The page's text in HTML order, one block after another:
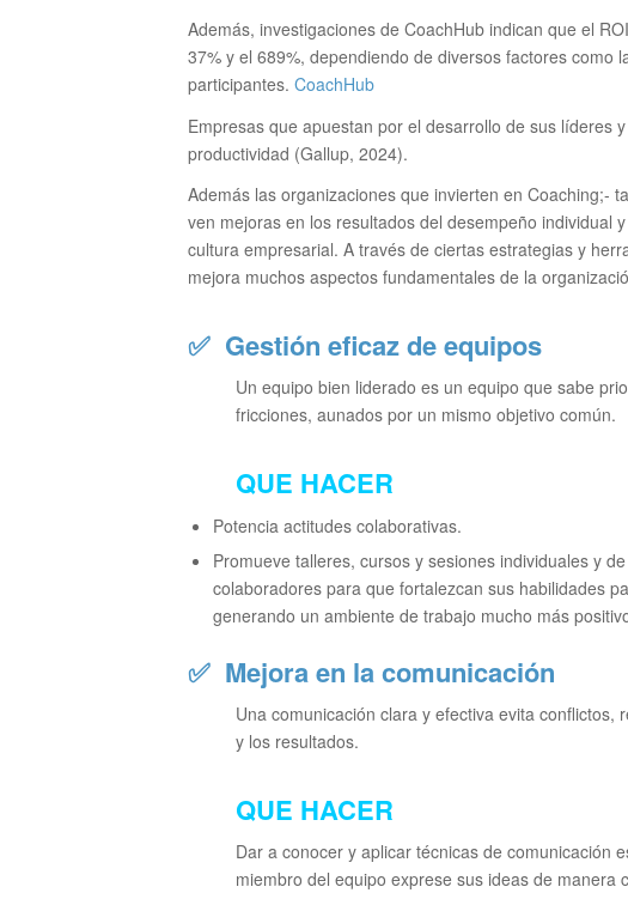
Además, investigaciones de CoachHub indican que el
37% y el 689%, dependiendo de diversos factores como
participantes. CoachHub
Empresas que apuestan por el desarrollo de sus líderes
productividad (Gallup, 2024).
Además las organizaciones que invierten en Coaching;-
ven mejoras en los resultados del desempeño individual
cultura empresarial. A través de ciertas estrategias y
mejora muchos aspectos fundamentales de la
✅ Gestión eficaz de equipos
Un equipo bien liderado es un equipo que sabe
fricciones, aunados por un mismo objetivo común.
QUE HACER
Potencia actitudes colaborativas.
Promueve talleres, cursos y sesiones individuales y
colaboradores para que fortalezcan sus habilidades
generando un ambiente de trabajo mucho más
✅ Mejora en la comunicación
Una comunicación clara y efectiva evita
y los resultados.
QUE HACER
Dar a conocer y aplicar técnicas de comunicación
miembro del equipo exprese sus ideas de manera